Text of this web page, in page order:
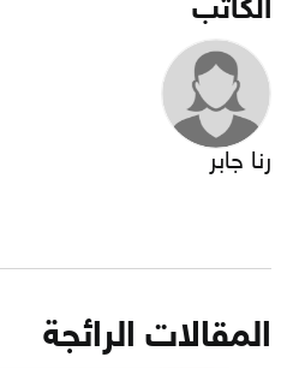
الكاتب
رنا جابر
المقالات الرائجة